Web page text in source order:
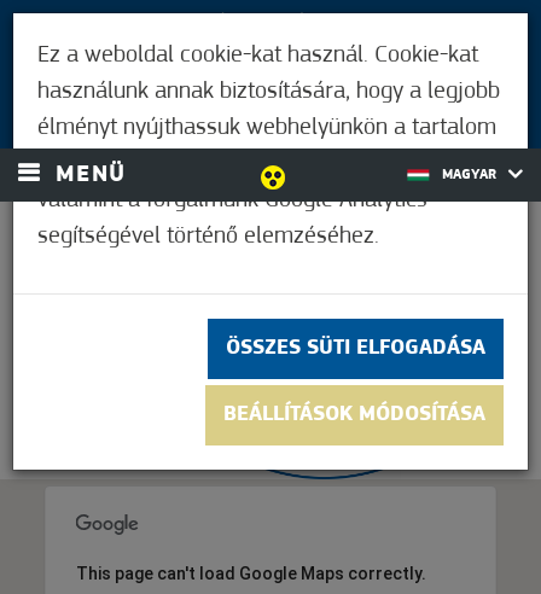
BEJELENTKEZÉS
MENÜ MAGYAR
This page can't load Google Maps correctly.
Ez a weboldal cookie-kat használ. Cookie-kat
használunk annak biztosítására, hogy a legjobb
élményt nyújthassuk webhelyünkön a tartalom
és a hirdetések személyre szabásához,
valamint a forgalmunk Google Analytics
segítségével történő elemzéséhez.
ÖSSZES SÜTI ELFOGADÁSA
BEÁLLÍTÁSOK MÓDOSÍTÁSA